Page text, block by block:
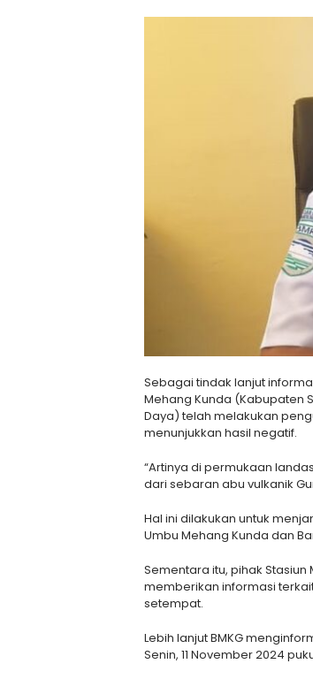
Sebagai tindak lanjut
Mehang Kunda (Kabupaten
Daya) telah melakukan
menunjukkan hasil negatif.
“Artinya di permukaan
dari sebaran abu vulkanik
Hal ini dilakukan untuk
Umbu Mehang Kunda dan
Sementara itu, pihak
memberikan informasi
setempat.
Lebih lanjut BMKG
Senin, 11 November 2024